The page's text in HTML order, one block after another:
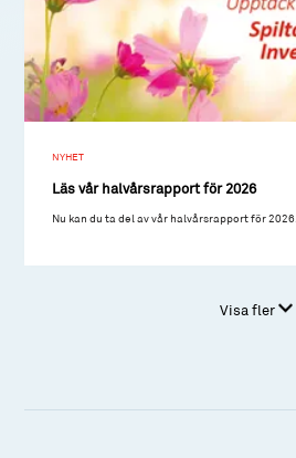
NYHET
Läs vår halvårsrapport för 2026
Nu kan du ta del av vår halvårsrapport för 2026.
Visa fler